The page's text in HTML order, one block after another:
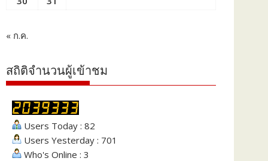
« ก.ค.
สถิติจำนวนผู้เข้าชม
Users Today : 82
Users Yesterday : 701
Who's Online : 3